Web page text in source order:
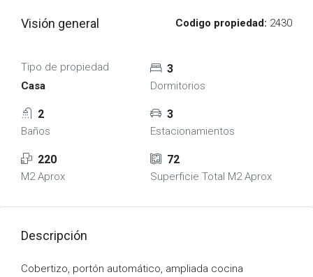
Visión general Codigo propiedad: 2430
Tipo de propiedad
Casa
3
Dormitorios
2
Baños
3
Estacionamientos
220
M2 Aprox
72
Superficie Total M2 Aprox
Descripción
Cobertizo, portón automático, ampliada cocina